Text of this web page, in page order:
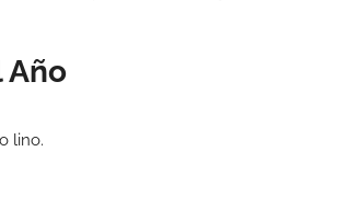
Año
lino.